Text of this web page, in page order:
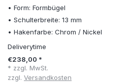
• Form: Formbügel
• Schulterbreite: 13 mm
• Hakenfarbe: Chrom / Nickel
Deliverytime
€238,00 *
* zzgl. MwSt.
zzgl. Versandkosten